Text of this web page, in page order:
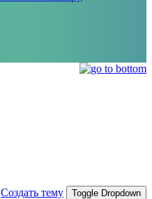
Создать тему Toggle Dropdown